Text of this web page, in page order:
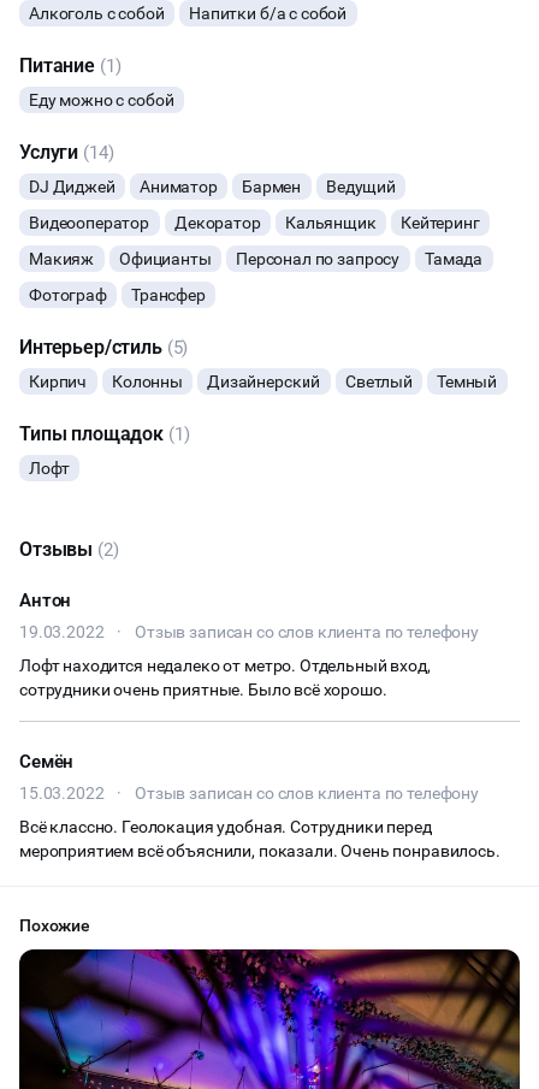
Алкоголь с собой Напитки б/а с собой
Питание (1)
Еду можно с собой
Услуги (14)
DJ Диджей Аниматор Бармен
Ведущий
Видеооператор
Декоратор Кальянщик
Кейтеринг
Макияж
Официанты Персонал по запросу
Тамада
Фотограф
Трансфер
Интерьер/стиль (5)
Кирпич Колонны Дизайнерский Светлый Темный
Типы площадок (1)
Лофт
Отзывы (2)
Антон
19.03.2022 ·
Отзыв записан со слов клиента по телефону
Лофт находится недалеко от метро. Отдельный вход,
сотрудники очень приятные. Было всё хорошо.
Семён
15.03.2022 ·
Отзыв записан со слов клиента по телефону
Всё классно. Геолокация удобная. Сотрудники перед
мероприятием всё объяснили, показали. Очень понравилось.
НАСТОЛЬНЫЕ ИГРЫ
ФУРШЕТЫ
КОНФЕРЕНЦИИ
Похожие